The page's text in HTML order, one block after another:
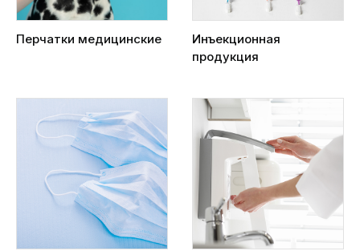
Перчатки медицинские
Инъекционная
продукция